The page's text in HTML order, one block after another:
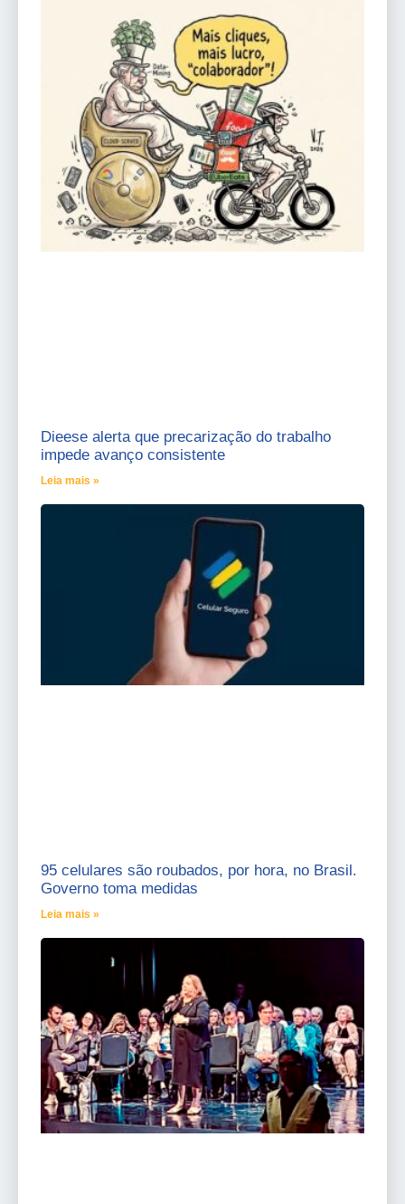
Dieese alerta que precarização do trabalho
impede avanço consistente
Leia mais »
95 celulares são roubados, por hora, no Brasil.
Governo toma medidas
Leia mais »